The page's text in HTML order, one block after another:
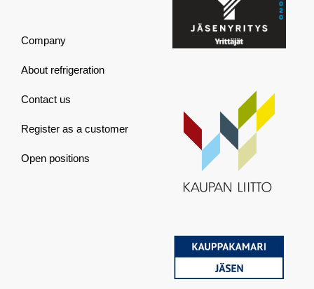
Company
About refrigeration
Contact us
Register as a customer
Open positions